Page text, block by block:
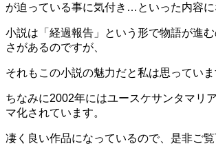
が迫っている事に気付き…といった内容に
小説は「経過報告」という形で物語が進む
さがあるのですが、
それもこの小説の魅力だと私は思っていま
ちなみに2002年にはユースケサンタマリ
マ化されています。
凄く良い作品になっているので、是非ご